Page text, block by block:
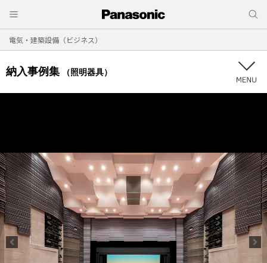
電気・建築設備（ビジネス）
納入事例集 （照明器具）